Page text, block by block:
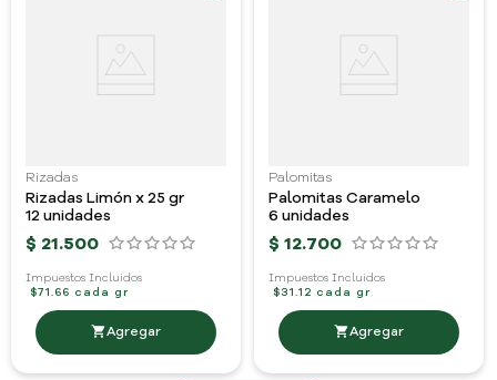
Rizadas
Rizadas Limón x 25 gr
12 unidades
$ 21.500
Impuestos Incluidos
$71.66 cada gr
Palomitas
Palomitas Caramelo
6 unidades
$ 12.700
Impuestos Incluidos
$31.12 cada gr